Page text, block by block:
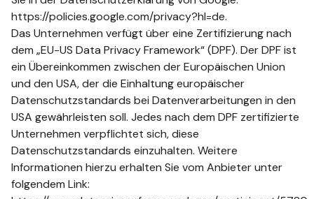
https://policies.google.com/privacy?hl=de.
Das Unternehmen verfügt über eine Zertifizierung nach
dem „EU-US Data Privacy Framework“ (DPF). Der DPF ist
ein Übereinkommen zwischen der Europäischen Union
und den USA, der die Einhaltung europäischer
Datenschutzstandards bei Datenverarbeitungen in den
USA gewährleisten soll. Jedes nach dem DPF zertifizierte
Unternehmen verpflichtet sich, diese
Datenschutzstandards einzuhalten. Weitere
Informationen hierzu erhalten Sie vom Anbieter unter
folgendem Link: